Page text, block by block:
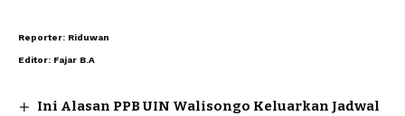
Reporter: Riduwan
Editor: Fajar B.A
Ini Alasan PPB UIN Walisongo Keluarkan Jadwal